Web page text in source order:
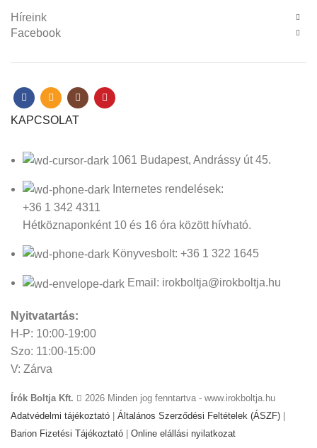
Híreink
Facebook
KAPCSOLAT
1061 Budapest, Andrássy út 45.
Internetes rendelések:
+36 1 342 4311
Hétköznaponként 10 és 16 óra között hívható.
Könyvesbolt: +36 1 322 1645
Email: irokboltja@irokboltja.hu
Nyitvatartás:
H-P: 10:00-19:00
Szo: 11:00-15:00
V: Zárva
Írók Boltja Kft.
2026 Minden jog fenntartva - www.irokboltja.hu
Adatvédelmi tájékoztató | Általános Szerződési Feltételek (ÁSZF) |
Barion Fizetési Tájékoztató | Online elállási nyilatkozat